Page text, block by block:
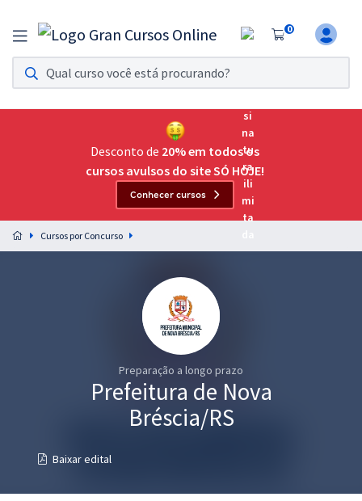
0
Assinatura Ilimitada 11
Acesso a todos os cursos. Teste grátis por 7 dias!
Assinatura OAB Até Passar
Acesso ilimitado a toda preparação para o Exame da
Preparação completa e intensiva para as principais
residências em saúde do Brasil
Desconto de 20% em todos os
cursos avulsos do site SÓ HOJE!
Conhecer cursos
Cursos por Concurso
Preparação a longo prazo
Prefeitura de Nova
Bréscia/RS
Baixar edital